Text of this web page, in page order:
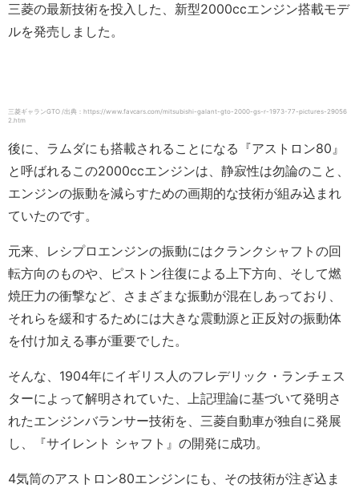
三菱の最新技術を投入した、新型2000ccエンジン搭載モデ
ルを発売しました。
三菱ギャランGTO /出典：https://www.favcars.com/mitsubishi-galant-gto-2000-gs-r-1973-77-pictures-29056
2.htm
後に、ラムダにも搭載されることになる『アストロン80』
と呼ばれるこの2000ccエンジンは、静寂性は勿論のこと、
エンジンの振動を減らすための画期的な技術が組み込まれ
ていたのです。
元来、レシプロエンジンの振動にはクランクシャフトの回
転方向のものや、ピストン往復による上下方向、そして燃
焼圧力の衝撃など、さまざまな振動が混在しあっており、
それらを緩和するためには大きな震動源と正反対の振動体
を付け加える事が重要でした。
そんな、1904年にイギリス人のフレデリック・ランチェス
ターによって解明されていた、上記理論に基づいて発明さ
れたエンジンバランサー技術を、三菱自動車が独自に発展
し、『サイレント シャフト』の開発に成功。
4気筒のアストロン80エンジンにも、その技術が注ぎ込ま